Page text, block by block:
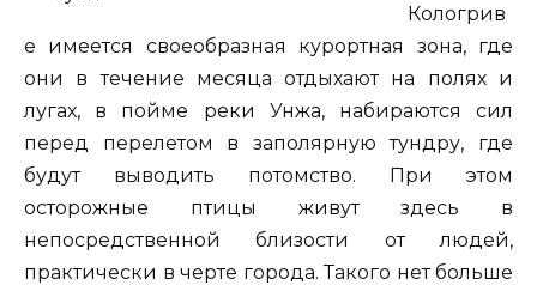
Кологрив
е имеется своеобразная курортная зона, где
они в течение месяца отдыхают на полях и
лугах, в пойме реки Унжа, набираются сил
перед перелетом в заполярную тундру, где
будут выводить потомство. При этом
осторожные птицы живут здесь в
непосредственной близости от людей,
практически в черте города. Такого нет больше